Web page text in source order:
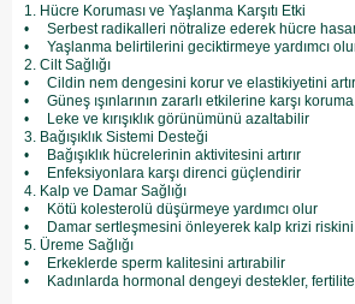
1. Hücre Koruması ve Yaşlanma Karşıtı Etki
• Serbest radikalleri nötralize ederek hücre
• Yaşlanma belirtilerini geciktirmeye yardımcı
2. Cilt Sağlığı
• Cildin nem dengesini korur ve elastikiyetini
• Güneş ışınlarının zararlı etkilerine karşı
• Leke ve kırışıklık görünümünü azaltabilir
3. Bağışıklık Sistemi Desteği
• Bağışıklık hücrelerinin aktivitesini artırır
• Enfeksiyonlara karşı direnci güçlendirir
4. Kalp ve Damar Sağlığı
• Kötü kolesterolü düşürmeye yardımcı olur
• Damar sertleşmesini önleyerek kalp krizi
5. Üreme Sağlığı
• Erkeklerde sperm kalitesini artırabilir
• Kadınlarda hormonal dengeyi destekler,